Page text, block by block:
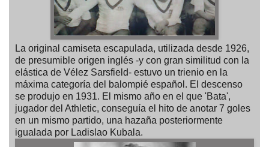
La original camiseta escapulada, utilizada desde 1926,
de presumible origen inglés -y con gran similitud con la
elástica de Vélez Sarsfield- estuvo un trienio en la
máxima categoría del balompié español. El descenso
se produjo en 1931. El mismo año en el que 'Bata',
jugador del Athletic, conseguía el hito de anotar 7 goles
en un mismo partido, una hazaña posteriormente
igualada por Ladislao Kubala.